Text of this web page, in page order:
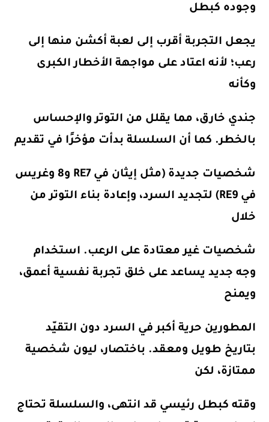
وجوده كبطل
يجعل التجربة أقرب إلى لعبة أكشن منها إلى
رعب؛ لأنه اعتاد على مواجهة الأخطار الكبرى
وكأنه
جندي خارق، مما يقلل من التوتر والإحساس
بالخطر. كما أن السلسلة بدأت مؤخرًا في تقديم
شخصيات جديدة (مثل إيثان في RE7 و8 وغريس
في RE9) لتجديد السرد، وإعادة بناء التوتر من
خلال
شخصيات غير معتادة على الرعب. استخدام
وجه جديد يساعد على خلق تجربة نفسية أعمق،
ويمنح
المطورين حرية أكبر في السرد دون التقيّد
بتاريخ طويل ومعقد. باختصار، ليون شخصية
ممتازة، لكن
وقته كبطل رئيسي قد انتهى، والسلسلة تحتاج